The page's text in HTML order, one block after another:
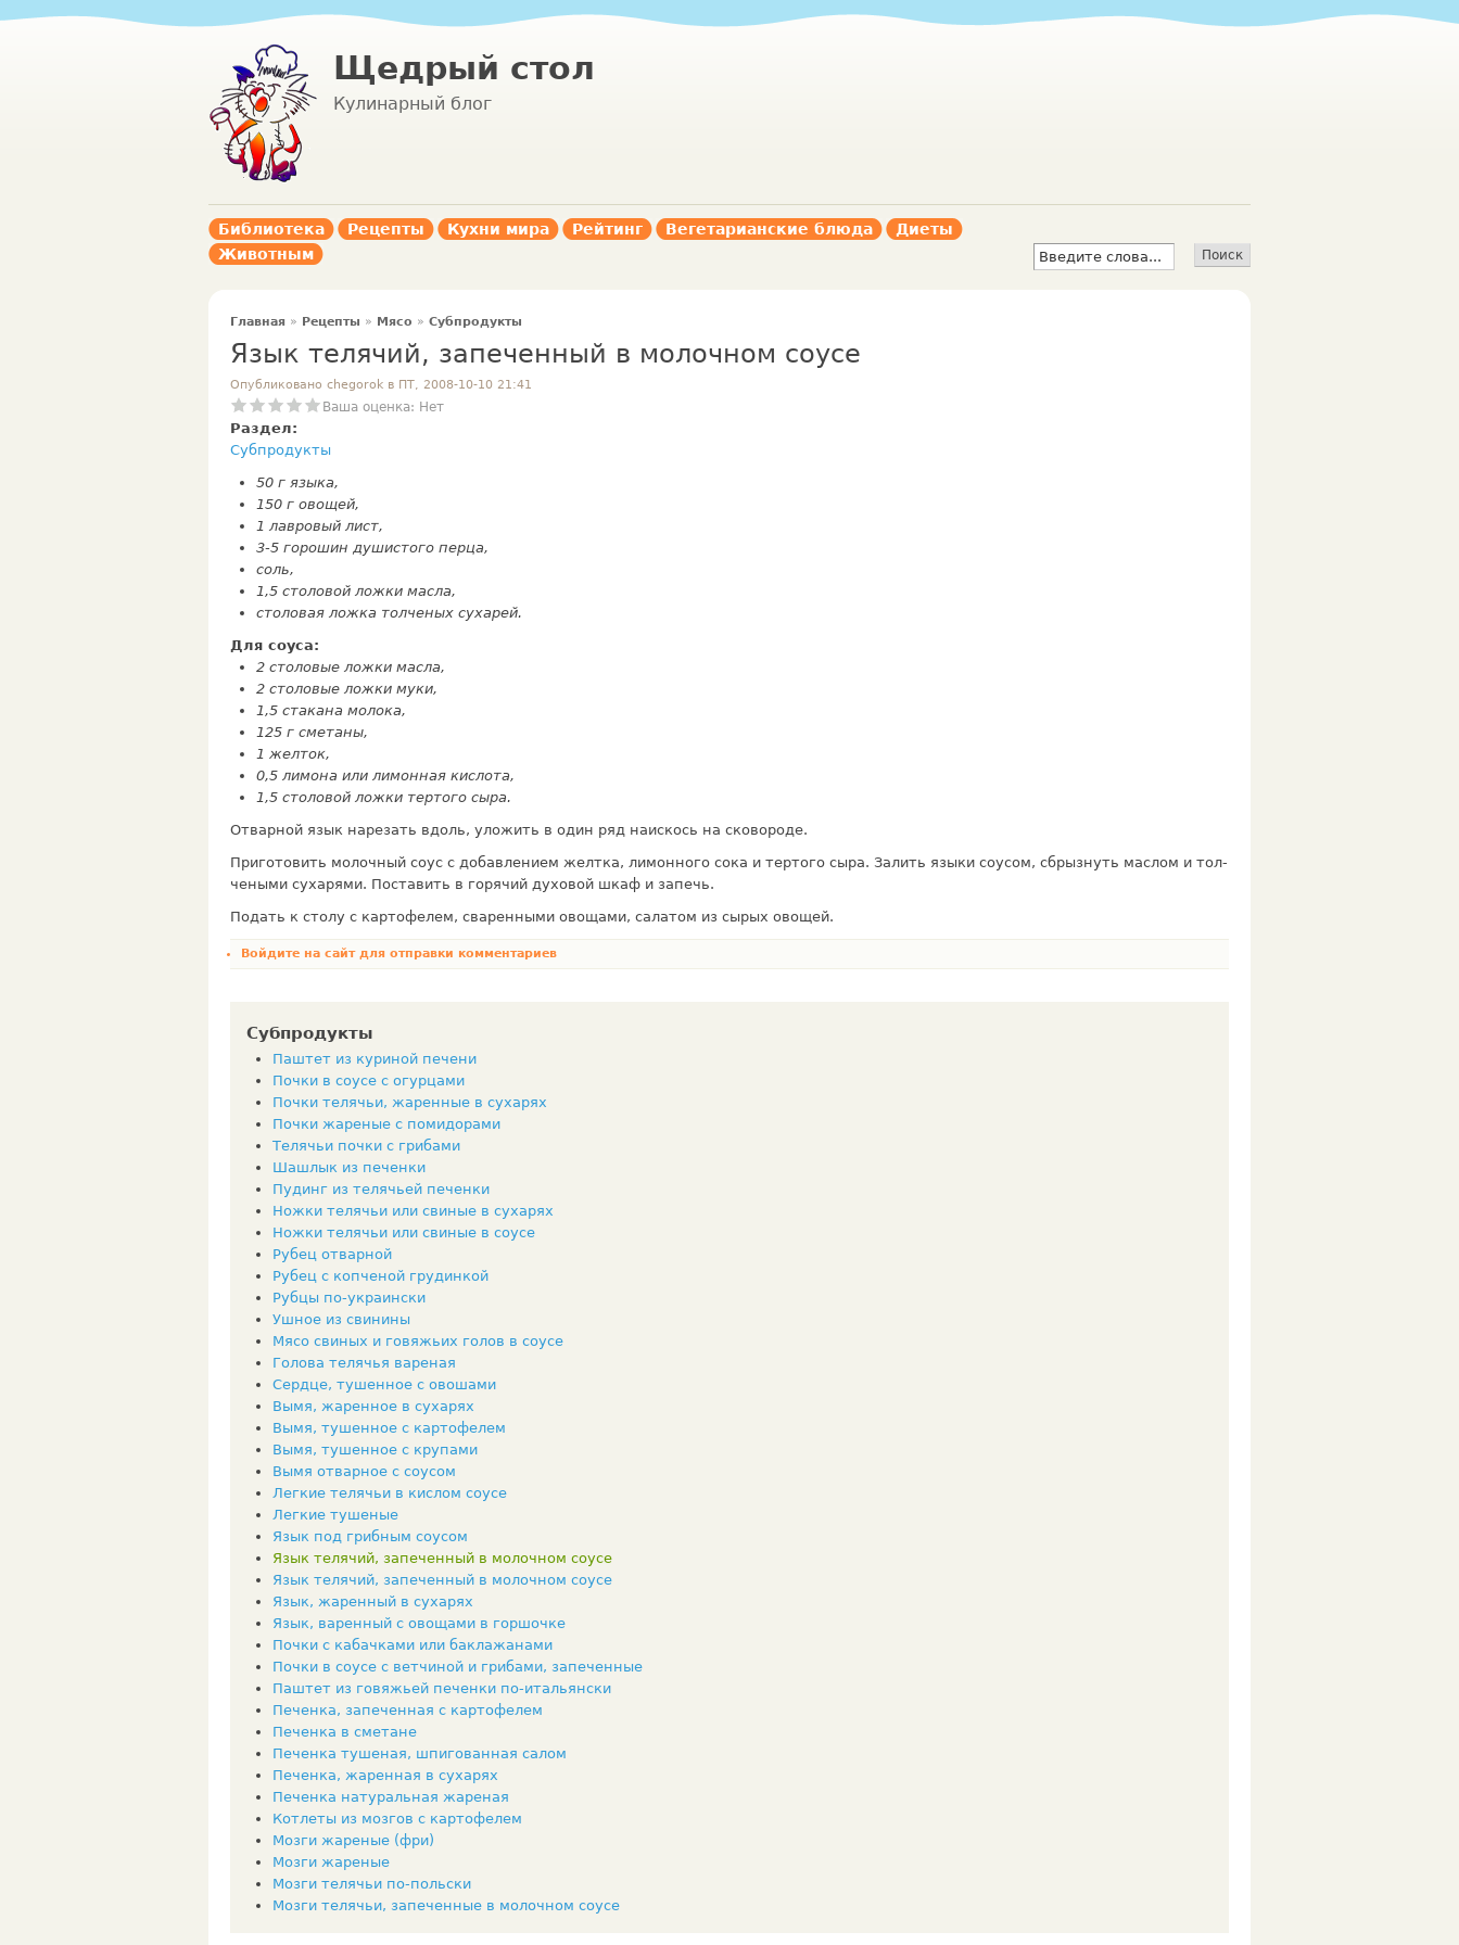
Щедрый стол
Кулинарный блог
Библиотека Рецепты Кухни мира Рейтинг Вегетарианские блюда
Диеты
Животным
Главная » Рецепты » Мясо » Субпродукты
Язык телячий, запеченный в молочном соусе
Опубликовано chegorok в ПТ, 2008-10-10 21:41
Ваша оценка: Нет
Раздел:
Субпродукты
50 г языка,
150 г овощей,
1 лавровый лист,
3-5 горошин душистого перца,
соль,
1,5 столовой ложки масла,
столовая ложка толченых сухарей.
Для соуса:
2 столовые ложки масла,
2 сто­ловые ложки муки,
1,5 стакана молока,
125 г сметаны,
1 желток,
0,5 лимона или лимонная кислота,
1,5 столовой ложки тертого сыра.
Отварной язык нарезать вдоль, уложить в один ряд наискось на сковороде.
Приготовить молочный соус с добавлением желтка, лимонного сока и тертого сыра. За­лить языки соусом, сбрызнуть маслом и тол­
чеными сухарями. Поставить в горячий духо­вой шкаф и запечь.
Подать к столу с картофелем, сваренными овощами, салатом из сырых овощей.
Войдите на сайтдля отправки комментариев
Субпродукты
Паштет из куриной печени
Почки в соусе с огурцами
Почки телячьи, жаренные в сухарях
Почки жареные с помидорами
Телячьи почки с грибами
Шашлык из печенки
Пудинг из телячьей печенки
Ножки телячьи или свиные в сухарях
Ножки телячьи или свиные в соусе
Рубец отварной
Рубец с копченой грудинкой
Рубцы по-украински
Ушное из свинины
Мясо свиных и говяжьих голов в соусе
Голова телячья вареная
Сердце, тушенное с овошами
Вымя, жаренное в сухарях
Вымя, тушенное с картофелем
Вымя, тушенное с крупами
Вымя отварное с соусом
Легкие телячьи в кислом соусе
Легкие тушеные
Язык под грибным соусом
Язык телячий, запеченный в молочном соусе
Язык телячий, запеченный в молочном соусе
Язык, жаренный в сухарях
Язык, варенный с овощами в горшочке
Почки с кабачками или баклажанами
Почки в соусе с ветчиной и грибами, запеченные
Паштет из говяжьей печенки по-итальянски
Печенка, запеченная с картофелем
Печенка в сметане
Печенка тушеная, шпигованная салом
Печенка, жаренная в сухарях
Печенка натуральная жареная
Котлеты из мозгов с картофелем
Мозги жареные (фри)
Мозги жареные
Мозги телячьи по-польски
Мозги телячьи, запеченные в молочном соусе